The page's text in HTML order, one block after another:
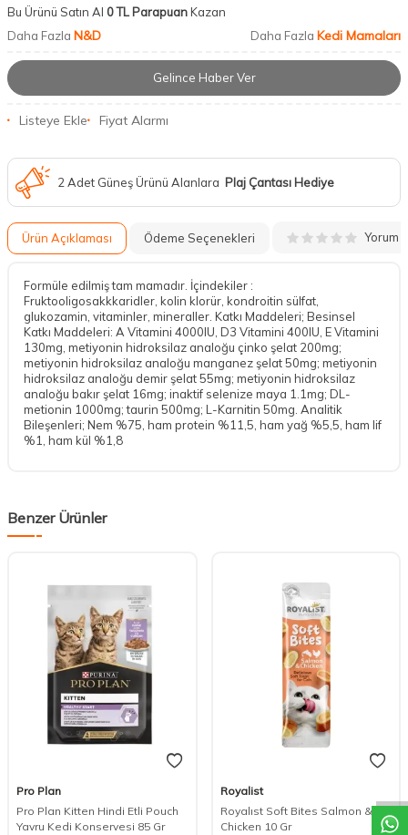
DESTEK
Bu Ürünü Satın Al 0 TL ParapuanKazan
Daha Fazla N&D Daha Fazla Kedi Mamaları
Gelince Haber Ver
Listeye Ekle Fiyat Alarmı
2 Adet Güneş Ürünü Alanlara Plaj Çantası Hediye
Ürün Açıklaması Ödeme Seçenekleri Yorum
Formüle edilmiş tam mamadır. İçindekiler :
Fruktooligosakkkaridler, kolin klorür, kondroitin sülfat,
glukozamin, vitaminler, mineraller. Katkı Maddeleri; Besinsel
Katkı Maddeleri: A Vitamini 4000IU, D3 Vitamini 400IU, E Vitamini
130mg, metiyonin hidroksilaz analoğu çinko şelat 200mg;
metiyonin hidroksilaz analoğu manganez şelat 50mg; metiyonin
hidroksilaz analoğu demir şelat 55mg; metiyonin hidroksilaz
analoğu bakır şelat 16mg; inaktif selenize maya 1.1mg; DL-
metionin 1000mg; taurin 500mg; L-Karnitin 50mg. Analitik
Bileşenleri; Nem %75, ham protein %11,5, ham yağ %5,5, ham lif
%1, ham kül %1,8
Benzer Ürünler
Pro Plan
Pro Plan Kitten Hindi Etli Pouch
Yavru Kedi Konservesi 85 Gr
Royalist
Royalıst Soft Bites Salmon &
Chicken 10 Gr